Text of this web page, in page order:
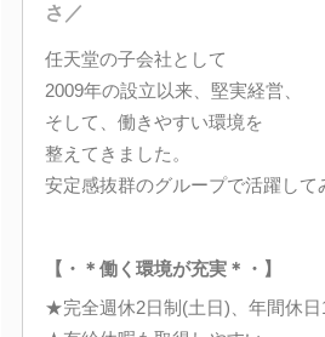
さ／
任天堂の子会社として
2009年の設立以来、堅実経営、
そして、働きやすい環境を
整えてきました。
安定感抜群のグループで活躍して
【・＊働く環境が充実＊・】
★完全週休2日制(土日)、年間休日